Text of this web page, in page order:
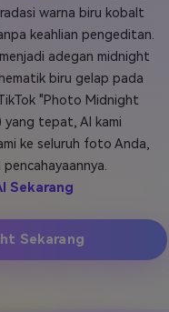
Hubungi Kami
AI
warna biru kobalt
keahlian pengeditan.
adegan midnight
biru gelap pada
"Photo Midnight
tepat, AI kami
ke seluruh foto Anda,
Sekarang
Sekarang